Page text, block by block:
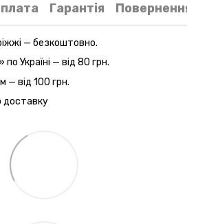
Гарантія Повернення
— безкоштовно.
Україні — від 80 грн.
— від 100 грн.
доставку